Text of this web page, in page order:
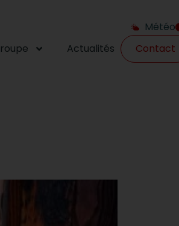
Météo
Actualités Contact